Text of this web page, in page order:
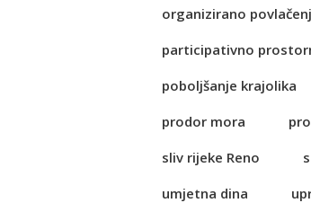
organizirano
participativno
poboljšanje krajolika
prodor mora
sliv rijeke Reno
umjetna dina